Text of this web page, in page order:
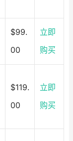
$99.
00
立即
购买
$119.
00
立即
购买